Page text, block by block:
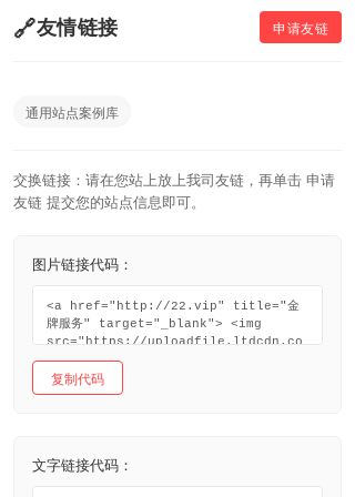
友情链接 申请友链
通用站点案例库
交换链接：请在您站上放上我司友链，再单击 申请
友链 提交您的站点信息即可。
图片链接代码：
复制代码
文字链接代码：